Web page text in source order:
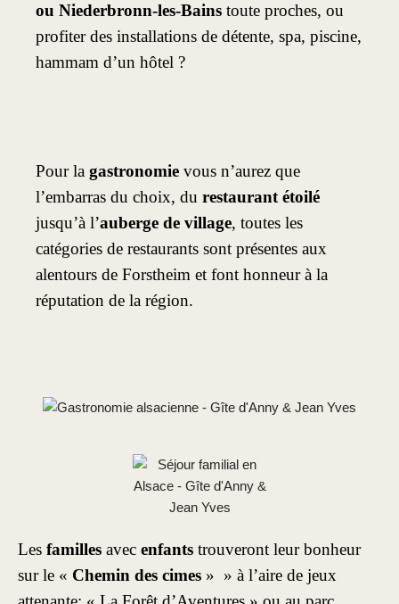
ou Niederbronn-les-Bains toute proches, ou
profiter des installations de détente, spa, piscine,
hammam d’un hôtel ?
Pour la gastronomie vous n’aurez que
l’embarras du choix, du restaurant étoilé
jusqu’à l’auberge de village, toutes les
catégories de restaurants sont présentes aux
alentours de Forstheim et font honneur à la
réputation de la région.
Les familles avec enfants trouveront leur bonheur
sur le « Chemin des cimes » » à l’aire de jeux